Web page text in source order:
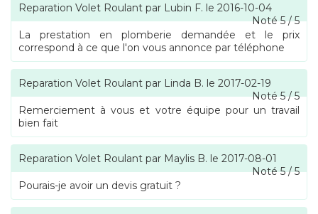
Reparation Volet Roulant par Lubin F. le 2016-10-04
Noté5/5
La prestation en plomberie demandée et le prix
correspond à ce que l'on vous annonce par téléphone
Reparation Volet Roulant par Linda B. le 2017-02-19
Noté5/5
Remerciement à vous et votre équipe pour un travail
bien fait
Reparation Volet Roulant par Maylis B. le 2017-08-01
Noté5/5
Pourais-je avoir un devis gratuit ?